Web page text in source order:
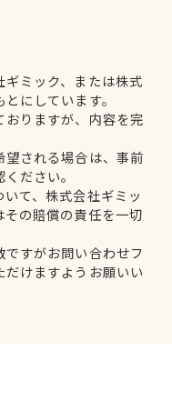
ミック、または株式
にしています。
りますが、内容を完
される場合は、事前
ださい。
て、株式会社ギミッ
の賠償の責任を一切
すがお問い合わせフ
けますようお願いい